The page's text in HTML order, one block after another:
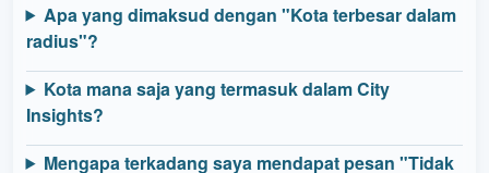
Apa yang dimaksud dengan "Kota terbesar dalam
radius"?
Kota mana saja yang termasuk dalam City
Insights?
Mengapa terkadang saya mendapat pesan "Tidak